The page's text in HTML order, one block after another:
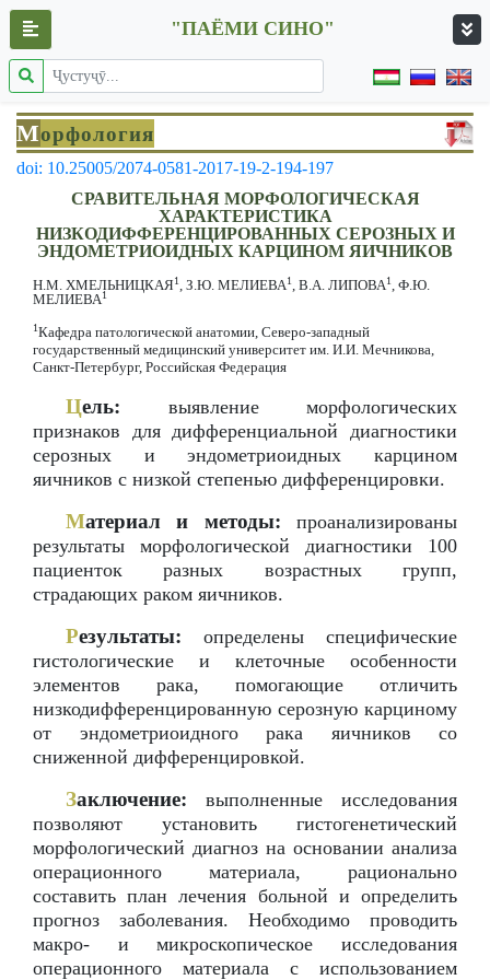
"ПАЁМИ СИНО"
Морфология
doi: 10.25005/2074-0581-2017-19-2-194-197
СРАВИТЕЛЬНАЯ МОРФОЛОГИЧЕСКАЯ
ХАРАКТЕРИСТИКА
НИЗКОДИФФЕРЕНЦИРОВАННЫХ СЕРОЗНЫХ И
ЭНДОМЕТРИОИДНЫХ КАРЦИНОМ ЯИЧНИКОВ
Н.М. ХМЕЛЬНИЦКАЯ1, З.Ю. МЕЛИЕВА1, В.А. ЛИПОВА1, Ф.Ю.
МЕЛИЕВА1
1Кафедра патологической анатомии, Северо-западный
государственный медицинский университет им. И.И. Мечникова,
Санкт-Петербург, Российская Федерация
Цель: выявление морфологических
признаков для дифференциальной диагностики
серозных и эндометриоидных карцином
яичников с низкой степенью дифференцировки.
Материал и методы: проанализированы
результаты морфологической диагностики 100
пациенток разных возрастных групп,
страдающих раком яичников.
Результаты: определены специфические
гистологические и клеточные особенности
элементов рака, помогающие отличить
низкодифференцированную серозную карциному
от эндометриоидного рака яичников со
сниженной дифференцировкой.
Заключение: выполненные исследования
позволяют установить гистогенетический
морфологический диагноз на основании анализа
операционного материала, рационально
составить план лечения больной и определить
прогноз заболевания. Необходимо проводить
макро- и микроскопическое исследования
операционного материала с использованием